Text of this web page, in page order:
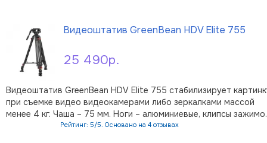
25 490р.
Видеоштатив GreenBean HDV Elite 755
Видеоштатив GreenBean HDV Elite 755 стабилизирует
при съемке видео видеокамерами либо зеркалками массой
менее 4 кг. Чаша – 75 мм. Ноги – алюминиевые, клипсы
секций – пластиковые. Ослабьте клипсы зажимов – и штатив
Рейтинг: 5/5. Основано на 4 отзывах